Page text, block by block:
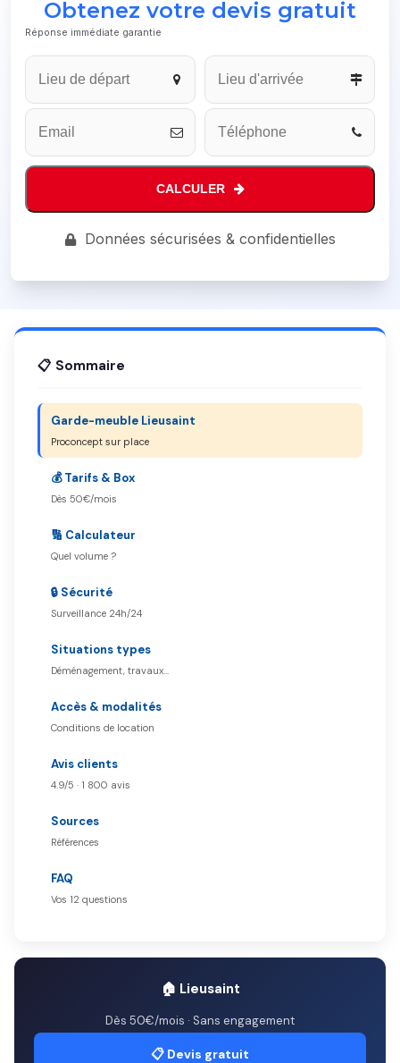
Obtenez votre devis gratuit
Réponse immédiate garantie
CALCULER
Données sécurisées & confidentielles
📋 Sommaire
Garde-meuble Lieusaint
Proconcept sur place
💰 Tarifs & Box
Dès 50€/mois
🔢 Calculateur
Quel volume ?
🔒 Sécurité
Surveillance 24h/24
Situations types
Déménagement, travaux…
Accès & modalités
Conditions de location
Avis clients
4.9/5 · 1 800 avis
Sources
Références
FAQ
Vos 12 questions
🏠 Lieusaint
Dès 50€/mois · Sans engagement
📋 Devis gratuit